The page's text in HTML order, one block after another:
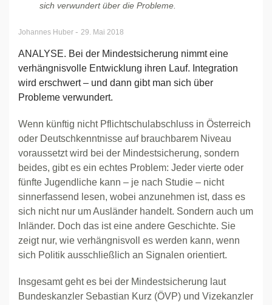
sich verwundert über die Probleme.
Johannes Huber - 29. Mai 2018
ANALYSE. Bei der Mindestsicherung nimmt eine
verhängnisvolle Entwicklung ihren Lauf. Integration
wird erschwert – und dann gibt man sich über
Probleme verwundert.
Wenn künftig nicht Pflichtschulabschluss in Österreich
oder Deutschkenntnisse auf brauchbarem Niveau
voraussetzt wird bei der Mindestsicherung, sondern
beides, gibt es ein echtes Problem: Jeder vierte oder
fünfte Jugendliche kann – je nach Studie – nicht
sinnerfassend lesen, wobei anzunehmen ist, dass es
sich nicht nur um Ausländer handelt. Sondern auch um
Inländer. Doch das ist eine andere Geschichte. Sie
zeigt nur, wie verhängnisvoll es werden kann, wenn
sich Politik ausschließlich an Signalen orientiert.
Insgesamt geht es bei der Mindestsicherung laut
Bundeskanzler Sebastian Kurz (ÖVP) und Vizekanzler